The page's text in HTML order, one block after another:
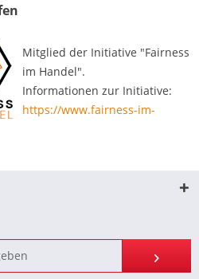
Mitglied der Initiative "Fairness
im Handel".
Informationen zur Initiative:
https://www.fairness-im-